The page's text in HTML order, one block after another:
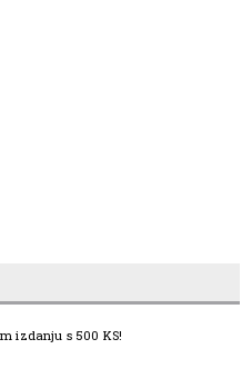
izdanju s 500 KS!